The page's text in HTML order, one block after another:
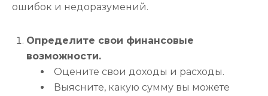
ошибок и недоразумений.
Определите свои финансовые
возможности.
Оцените свои доходы и расходы.
Выясните, какую сумму вы можете